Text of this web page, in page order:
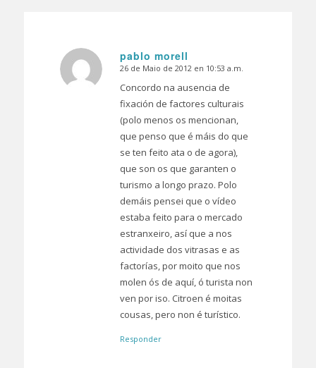
pablo morell
Dice:
26 de Maio de 2012 en 10:53 a.m.
Concordo na ausencia de
fixación de factores culturais
(polo menos os mencionan,
que penso que é máis do que
se ten feito ata o de agora),
que son os que garanten o
turismo a longo prazo. Polo
demáis pensei que o vídeo
estaba feito para o mercado
estranxeiro, así que a nos
actividade dos vitrasas e as
factorías, por moito que nos
molen ós de aquí, ó turista non
ven por iso. Citroen é moitas
cousas, pero non é turístico.
Responder